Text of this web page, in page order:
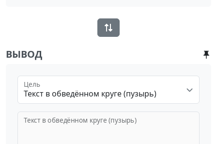
ВЫВОД
Текст в обведённом круге (пузырь)
Цель
Текст в обведённом круге (пузырь)